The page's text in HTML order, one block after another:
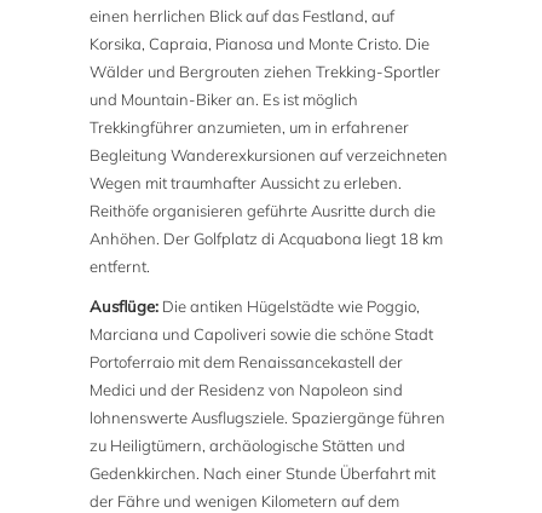
einen herrlichen Blick auf das Festland, auf
Korsika, Capraia, Pianosa und Monte Cristo. Die
Wälder und Bergrouten ziehen Trekking-Sportler
und Mountain-Biker an. Es ist möglich
Trekkingführer anzumieten, um in erfahrener
Begleitung Wanderexkursionen auf verzeichneten
Wegen mit traumhafter Aussicht zu erleben.
Reithöfe organisieren geführte Ausritte durch die
Anhöhen. Der Golfplatz di Acquabona liegt 18 km
entfernt.
Ausflüge: Die antiken Hügelstädte wie Poggio,
Marciana und Capoliveri sowie die schöne Stadt
Portoferraio mit dem Renaissancekastell der
Medici und der Residenz von Napoleon sind
lohnenswerte Ausflugsziele. Spaziergänge führen
zu Heiligtümern, archäologische Stätten und
Gedenkkirchen. Nach einer Stunde Überfahrt mit
der Fähre und wenigen Kilometern auf dem